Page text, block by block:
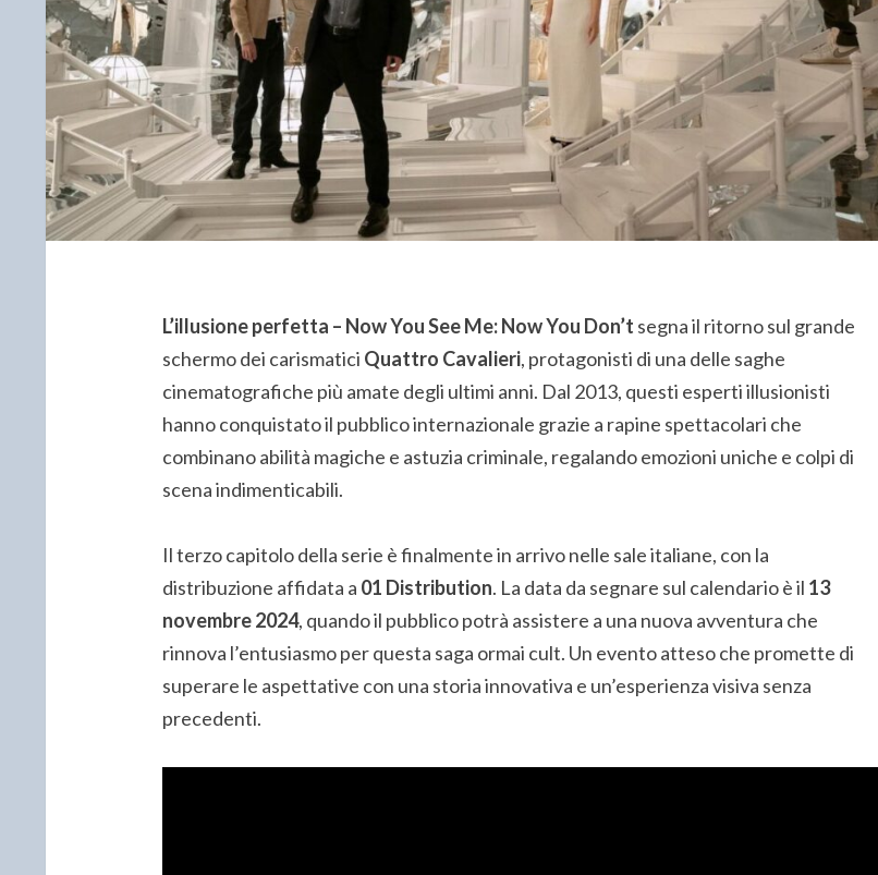
L’illusione perfetta – Now You See Me: Now You Don’t segna il ritorno sul grande
schermo dei carismatici Quattro Cavalieri, protagonisti di una delle saghe
cinematografiche più amate degli ultimi anni. Dal 2013, questi esperti illusionisti
hanno conquistato il pubblico internazionale grazie a rapine spettacolari che
combinano abilità magiche e astuzia criminale, regalando emozioni uniche e colpi di
scena indimenticabili.
Il terzo capitolo della serie è finalmente in arrivo nelle sale italiane, con la
distribuzione affidata a 01 Distribution. La data da segnare sul calendario è il 13
novembre 2024, quando il pubblico potrà assistere a una nuova avventura che
rinnova l’entusiasmo per questa saga ormai cult. Un evento atteso che promette di
superare le aspettative con una storia innovativa e un’esperienza visiva senza
precedenti.